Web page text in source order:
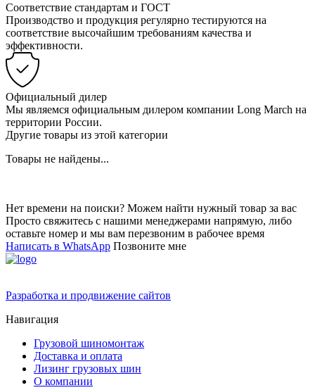
Соответствие стандартам и ГОСТ
Производство и продукция регулярно тестируются на
соответствие высочайшим требованиям качества и
эффективности.
Официальный дилер
Мы являемся официальным дилером компании Long March на
территории России.
Другие товары из этой категории
Товары не найдены...
Нет времени на поиски? Можем найти нужный товар за вас
Просто свяжитесь с нашими менеджерами напрямую, либо
оставьте номер и мы вам перезвоним в рабочее время
Написать в WhatsApp Позвоните мне
Разработка и продвижение сайтов
Навигация
Грузовой шиномонтаж
Доставка и оплата
Лизинг грузовых шин
О компании